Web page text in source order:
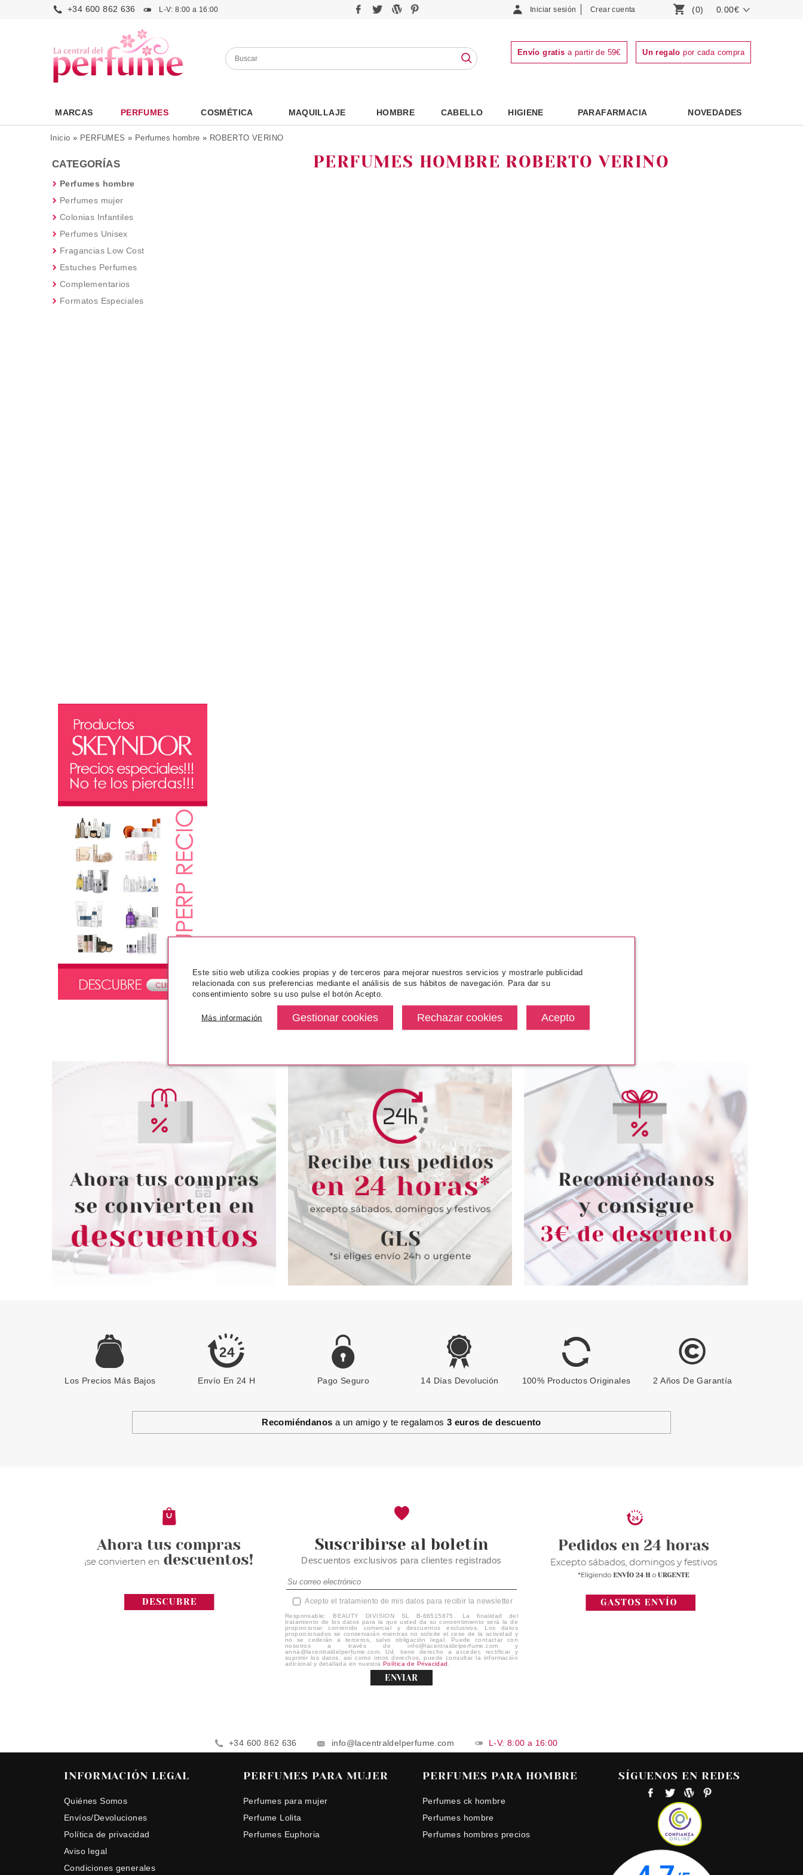
+34 600 862 636 L-V: 8:00 a 16:00 Iniciar sesión Crear cuenta (0) 0.00€
Envío gratis a partir de 59€ Un regalo por cada compra
MARCAS PERFUMES COSMÉTICA MAQUILLAJE HOMBRE CABELLO HIGIENE PARAFARMACIA NOVEDADES
Inicio » PERFUMES » Perfumes hombre » ROBERTO VERINO
CATEGORÍAS
Perfumes hombre
Perfumes mujer
Colonias Infantiles
Perfumes Unisex
Fragancias Low Cost
Estuches Perfumes
Complementarios
Formatos Especiales
PERFUMES HOMBRE ROBERTO VERINO
Los Precios Más Bajos Envío En 24 H Pago Seguro 14 Días Devolución 100% Productos Originales 2 Años De Garantía
Recomiéndanos a un amigo y te regalamos 3 euros de descuento
Suscribirse al boletín
Descuentos exclusivos para clientes registrados
Acepto el tratamiento de mis datos para recibir la newsletter
Responsable: BEAUTY DIVISION SL B-66515875. La finalidad del
tratamiento de los datos para la que usted da su consentimiento será la de
proporcionar contenido comercial y descuentos exclusivos. Los datos
proporcionados se conservarán mientras no solicite el cese de la actividad y
no se cederán a terceros, salvo obligación legal. Puede contactar con
nosotros a través de info@lacentraldelperfume.com y
anna@lacentraldelperfume.com. Ud. tiene derecho a acceder, rectificar y
suprimir los datos, así como otros derechos, puede consultar la información
adicional y detallada en nuestra Política de Privacidad
ENVIAR
+34 600 862 636 info@lacentraldelperfume.com L-V: 8:00 a 16:00
INFORMACIÓN LEGAL
Quiénes Somos
Envíos/Devoluciones
Política de privacidad
Aviso legal
Condiciones generales
PERFUMES PARA MUJER
Perfumes para mujer
Perfume Lolita
Perfumes Euphoria
PERFUMES PARA HOMBRE
Perfumes ck hombre
Perfumes hombre
Perfumes hombres precios
SÍGUENOS EN REDES
Este sitio web utiliza cookies propias y de terceros para mejorar nuestros servicios y mostrarle publicidad
relacionada con sus preferencias mediante el análisis de sus hábitos de navegación. Para dar su
consentimiento sobre su uso pulse el botón Acepto.
Más información